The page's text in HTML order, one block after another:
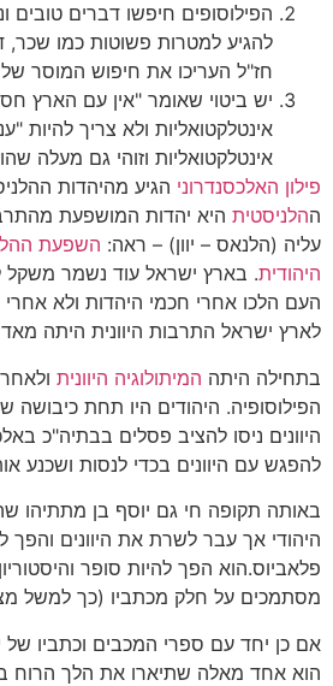
הפילוסופים חיפשו דברים טובים
להגיע למטרות פשוטות כמו שכר,
חז"ל העריכו את חיפוש המוסר של
יש ביטוי שאומר "אין עם הארץ
אינטלקטואליות ולא צריך להיות
אינטלקטואליות וזוהי גם מעלה
פילון האלכסנדרוני הגיע מהיהדות
ההלניסטית היא יהדות המושפעת
עליה (הלנאס – יוון) – ראה: השפעת
היהודית. בארץ ישראל עוד נשמר משקל
העם הלכו אחרי חכמי היהדות ולא אחרי
לארץ ישראל התרבות היוונית היתה מאד
בתחילה היתה המיתולוגיה היוונית
הפילוסופיה. היהודים היו תחת כיבושה
היוונים ניסו להציב פסלים בבתיה"כ
להפגש עם היוונים בכדי לנסות ושכנע
באותה תקופה חי גם יוסף בן מתתיהו
היהודי אך עבר לשרת את היוונים והפך
פלאביוס.הוא הפך להיות סופר
מסתמכים על חלק מכתביו (כך למשל
אם כן יחד עם ספרי המכבים וכתביו של
הוא אחד מאלה שתיארו את הלך הרוח